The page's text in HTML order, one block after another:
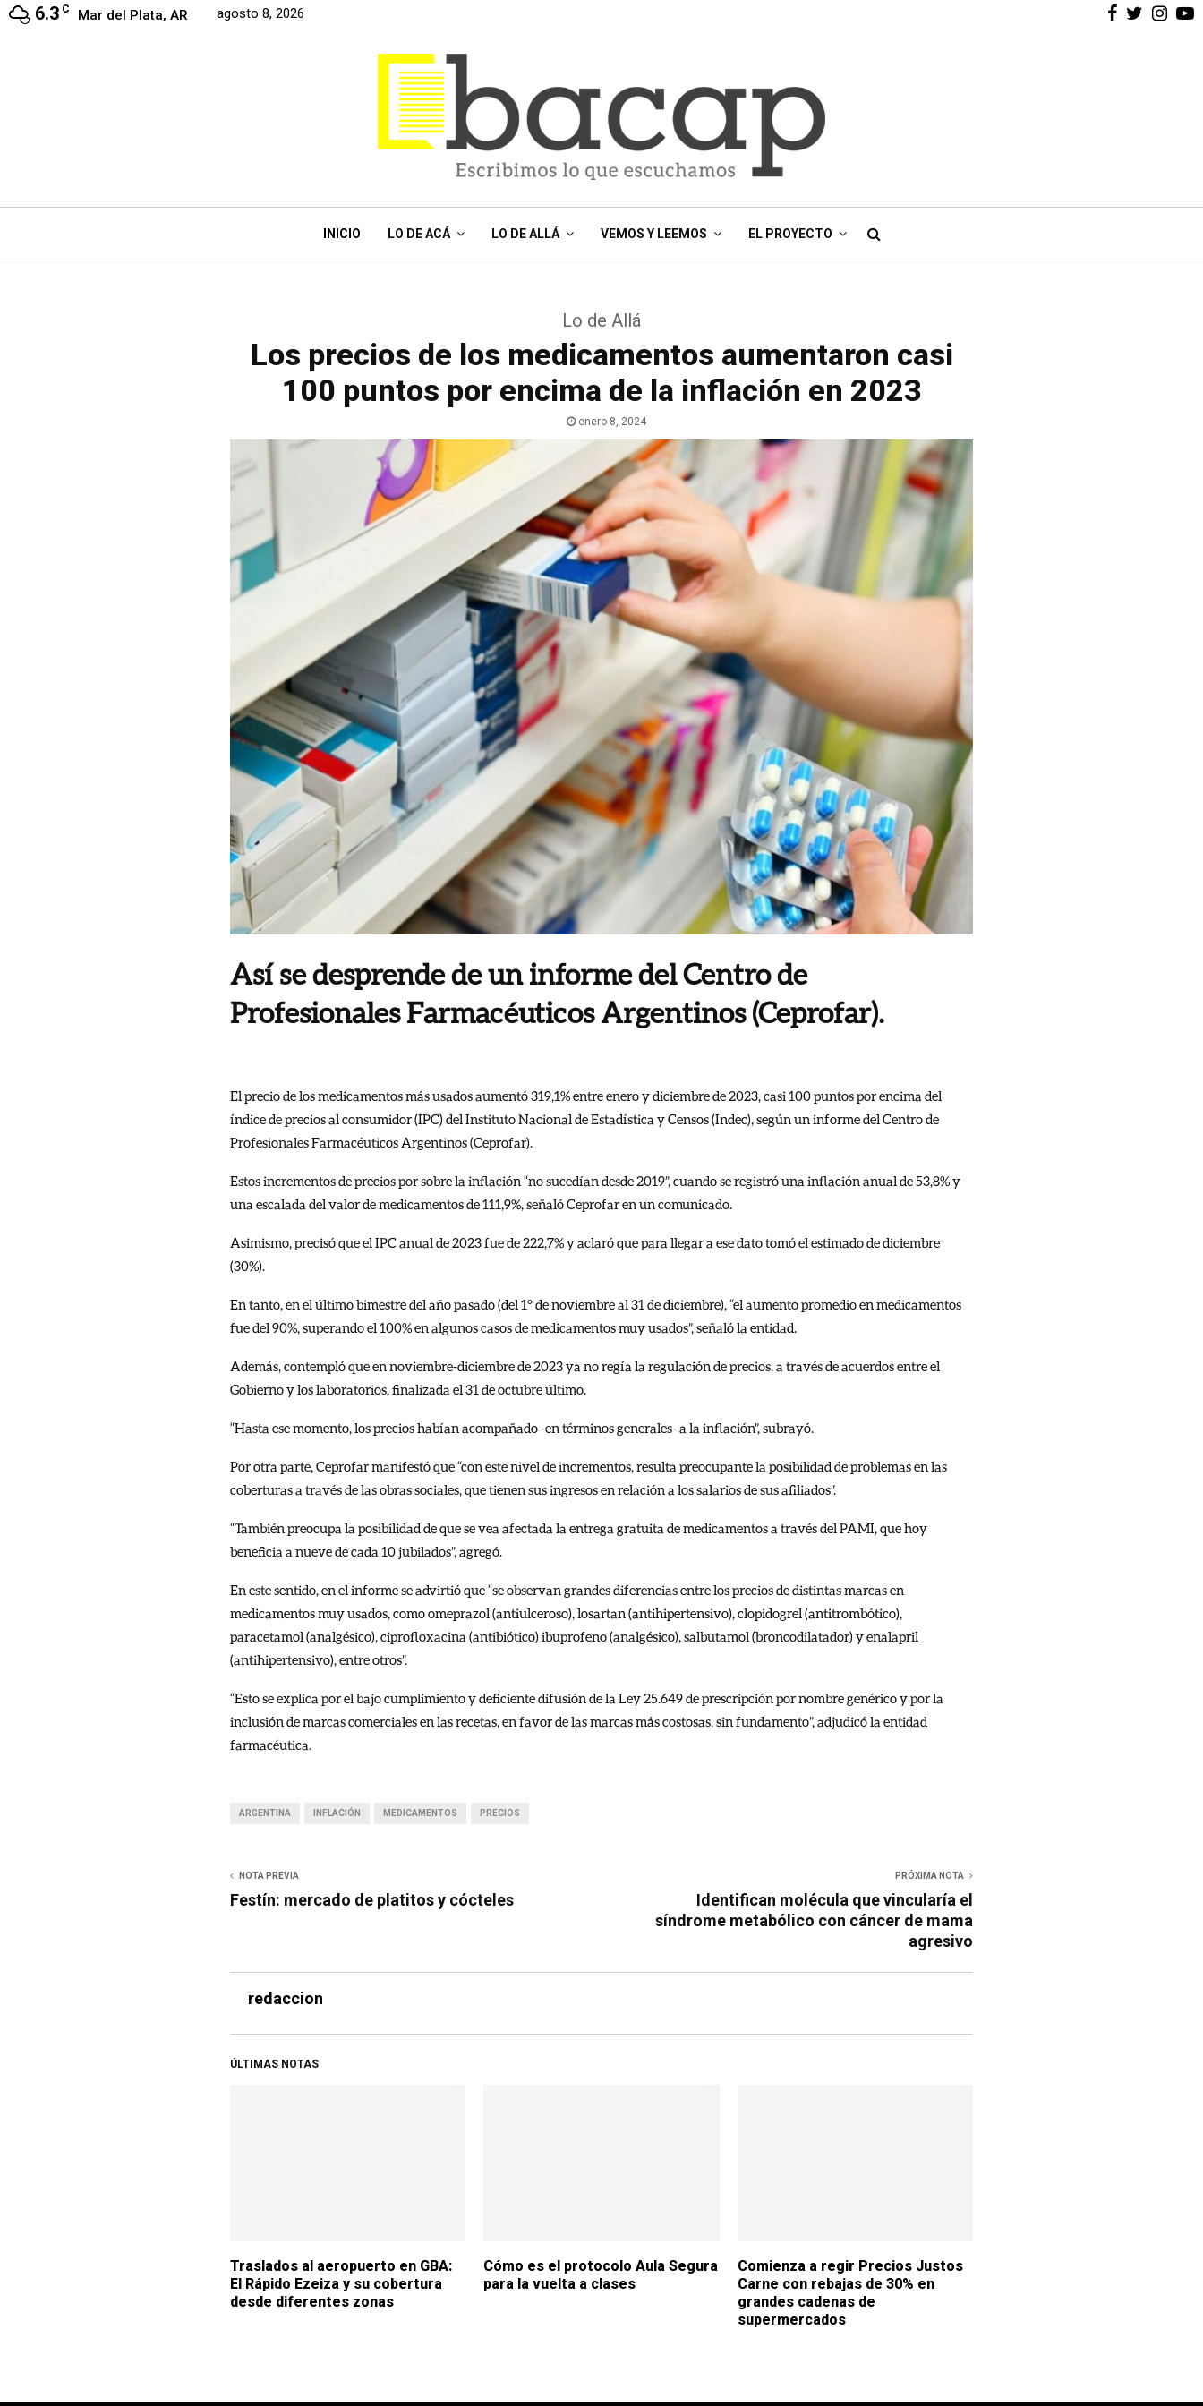
6.3 C Mar del Plata, AR agosto 8, 2026 Facebook
Twitter
INICIO LO DE ACÁ LO DE ALLÁ VEMOS Y LEEMOS EL PROYECTO
Lo de Allá
Los precios de los medicamentos aumentaron casi
100 puntos por encima de la inflación en 2023
enero 8, 2024
Así se desprende de un informe del Centro de
Profesionales Farmacéuticos Argentinos (Ceprofar).
El precio de los medicamentos más usados aumentó 319,1% entre enero y diciembre de 2023, casi 100 puntos por encima del
índice de precios al consumidor (IPC) del Instituto Nacional de Estadística y Censos (Indec), según un informe del Centro de
Profesionales Farmacéuticos Argentinos (Ceprofar).
Estos incrementos de precios por sobre la inflación “no sucedían desde 2019”, cuando se registró una inflación anual de 53,8% y
una escalada del valor de medicamentos de 111,9%, señaló Ceprofar en un comunicado.
Asimismo, precisó que el IPC anual de 2023 fue de 222,7% y aclaró que para llegar a ese dato tomó el estimado de diciembre
(30%).
En tanto, en el último bimestre del año pasado (del 1° de noviembre al 31 de diciembre), “el aumento promedio en medicamentos
fue del 90%, superando el 100% en algunos casos de medicamentos muy usados”, señaló la entidad.
Además, contempló que en noviembre-diciembre de 2023 ya no regía la regulación de precios, a través de acuerdos entre el
Gobierno y los laboratorios, finalizada el 31 de octubre último.
“Hasta ese momento, los precios habían acompañado -en términos generales- a la inflación”, subrayó.
Por otra parte, Ceprofar manifestó que “con este nivel de incrementos, resulta preocupante la posibilidad de problemas en las
coberturas a través de las obras sociales, que tienen sus ingresos en relación a los salarios de sus afiliados”.
“También preocupa la posibilidad de que se vea afectada la entrega gratuita de medicamentos a través del PAMI, que hoy
beneficia a nueve de cada 10 jubilados”, agregó.
En este sentido, en el informe se advirtió que “se observan grandes diferencias entre los precios de distintas marcas en
medicamentos muy usados, como omeprazol (antiulceroso), losartan (antihipertensivo), clopidogrel (antitrombótico),
paracetamol (analgésico), ciprofloxacina (antibiótico) ibuprofeno (analgésico), salbutamol (broncodilatador) y enalapril
(antihipertensivo), entre otros”.
“Esto se explica por el bajo cumplimiento y deficiente difusión de la Ley 25.649 de prescripción por nombre genérico y por la
inclusión de marcas comerciales en las recetas, en favor de las marcas más costosas, sin fundamento”, adjudicó la entidad
farmacéutica.
ARGENTINA INFLACIÓN MEDICAMENTOS PRECIOS
NOTA PREVIA
Festín: mercado de platitos y cócteles
PRÓXIMA NOTA
Identifican molécula que vincularía el
síndrome metabólico con cáncer de mama
agresivo
redaccion
ÚLTIMAS NOTAS
Traslados al aeropuerto en GBA:
El Rápido Ezeiza y su cobertura
desde diferentes zonas
Cómo es el protocolo Aula Segura
para la vuelta a clases
Comienza a regir Precios Justos
Carne con rebajas de 30% en
grandes cadenas de
supermercados